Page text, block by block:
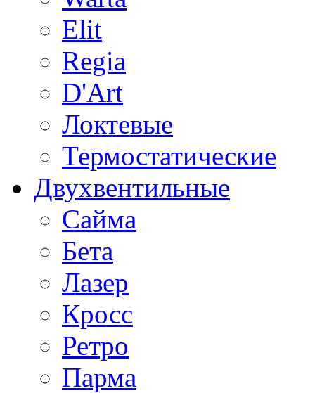
Elit
Regia
D'Art
Локтевые
Термостатические
Двухвентильные
Сайма
Бета
Лазер
Кросс
Ретро
Парма